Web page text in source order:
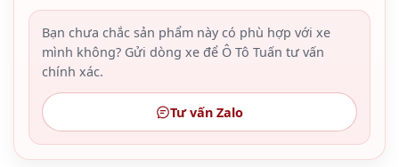
Bạn chưa chắc sản phẩm này có phù hợp với xe
mình không? Gửi dòng xe để Ô Tô Tuấn tư vấn
chính xác.
Tư vấn Zalo